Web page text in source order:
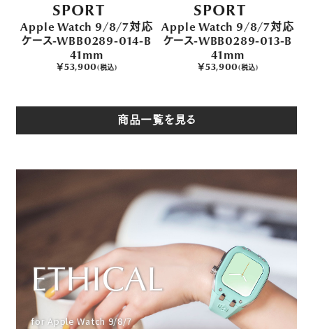
SPORT
Apple Watch 9/8/7対応
ケース-WBB0289-014-B
41mm
￥53,900(税込)
SPORT
Apple Watch 9/8/7対応
ケース-WBB0289-013-B
41mm
￥53,900(税込)
商品一覧を見る
ETHICAL
for Apple Watch 9/8/7